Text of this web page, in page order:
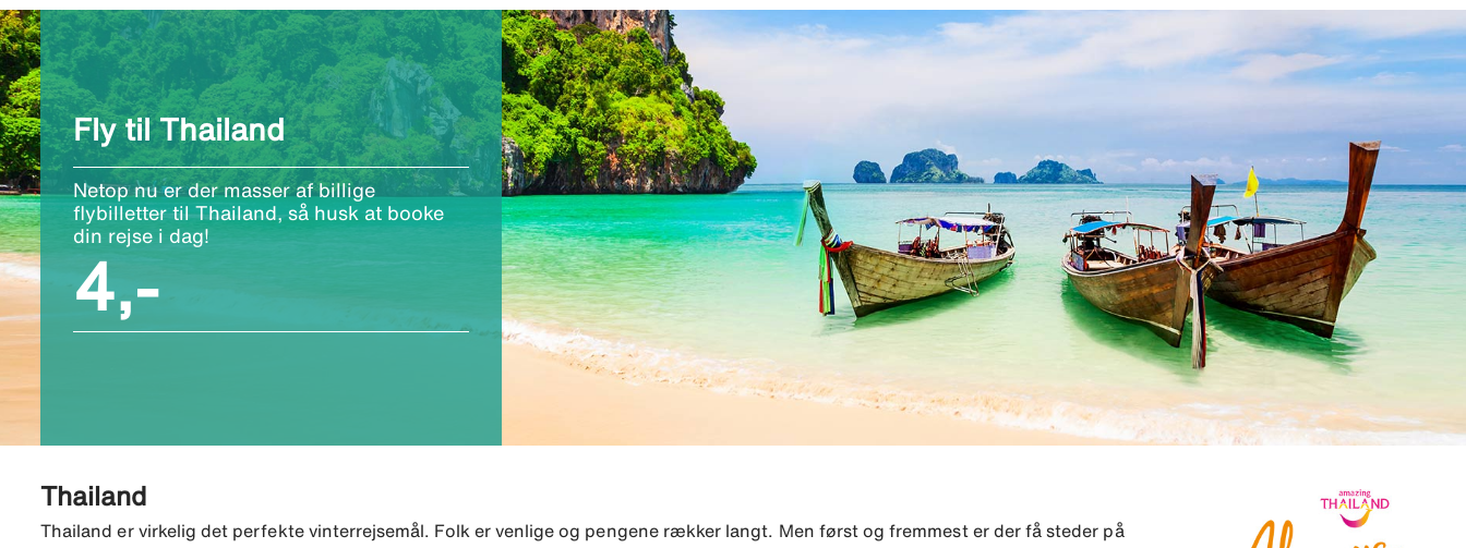
Fly til Thailand
Netop nu er der masser af billige
flybilletter til Thailand, så husk at booke
din rejse i dag!
4,-
Thailand
Thailand er virkelig det perfekte vinterrejsemål. Folk er venlige og pengene rækker langt. Men først og fremmest er der få steder på